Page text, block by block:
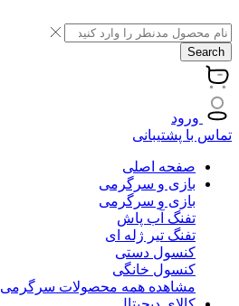
Search
ورود
تماس با پشتیبانی
صفحه اصلی
بازی و سرگرمی
بازی و سرگرمی
تفنگ آب پاش
تفنگ تیر ژله ای
کنسول دستی
کنسول خانگی
مشاهده همه محصولات سرگرمی